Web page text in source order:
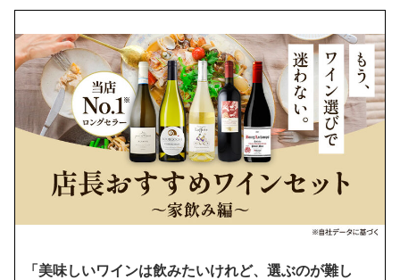
「美味しいワインは飲みたいけれど、選ぶのが難し